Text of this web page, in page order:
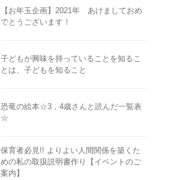
【お年玉企画】2021年 あけましておめ
でとうございます！
子どもが興味を持っていることを知るこ
とは、子どもを知ること
恐竜の絵本☆3，4歳さんと読んだ一覧表
☆
保育者必見!! よりよい人間関係を築くた
めの私の取扱説明書作り【イベントのご
案内】